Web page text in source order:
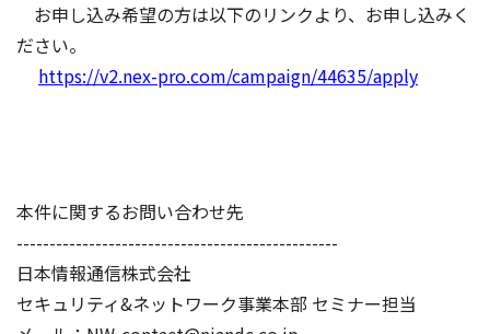
お申し込み希望の方は以下のリンクより、お申し込みく
ださい。
https://v2.nex-pro.com/campaign/44635/apply
本件に関するお問い合わせ先
-------------------------------------------------
日本情報通信株式会社
セキュリティ&ネットワーク事業本部 セミナー担当